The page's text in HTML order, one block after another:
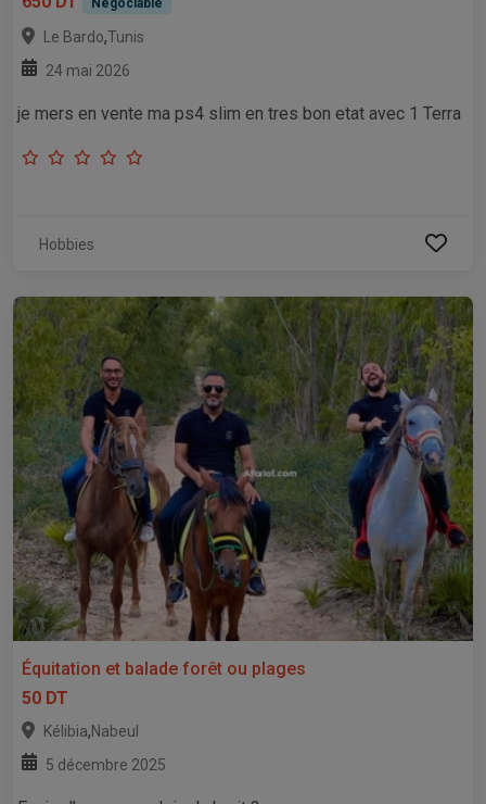
Le Bardo,Tunis
24 mai 2026
je mers en vente ma ps4 slim en tres bon etat avec 1 Terra
Hobbies
Équitation et balade forêt ou plages
50 DT
Kélibia,Nabeul
5 décembre 2025